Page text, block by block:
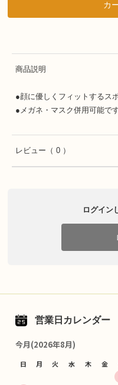
商品説明
●顔に優しくフィットするス
●メガネ・マスク併用可能です
レビュー （ 0 ）
ログイン
営業日カレンダー
今月(2026年8月)
日 月 火 水 木 金